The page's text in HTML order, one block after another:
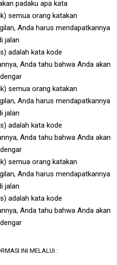
padaku apa kata
semua orang katakan
Anda harus mendapatkannya
jalan
adalah kata kode
Anda tahu bahwa Anda akan
semua orang katakan
Anda harus mendapatkannya
jalan
adalah kata kode
Anda tahu bahwa Anda akan
semua orang katakan
Anda harus mendapatkannya
jalan
adalah kata kode
Anda tahu bahwa Anda akan
INI MELALUI :